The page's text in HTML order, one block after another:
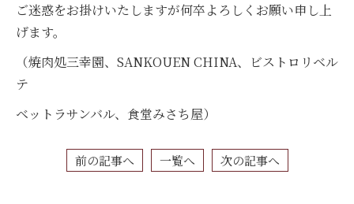
ご迷惑をお掛けいたしますが何卒よろしくお願い申し上
げます。
（焼肉処三幸園、SANKOUEN CHINA、ビストロリベル
テ
ベットラサンバル、食堂みさち屋）
前の記事へ 一覧へ 次の記事へ